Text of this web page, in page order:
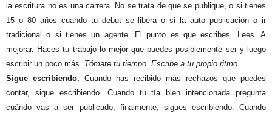
la escritura no es una carrera. No se trata de que se publique, o si tienes
15 o 80 años cuando tu debut se libera o si la auto publicación o ir
tradicional o si tienes un agente. El punto es que escribes. Lees. A
mejorar. Haces tu trabajo lo mejor que puedes posiblemente ser y luego
escribir un poco más. Tómate tu tiempo. Escribe a tu propio ritmo.
Sigue escribiendo. Cuando has recibido más rechazos que puedes
contar, sigue escribiendo. Cuando tu tía bien intencionada pregunta
cuándo vas a ser publicado, finalmente, sigues escribiendo. Cuando